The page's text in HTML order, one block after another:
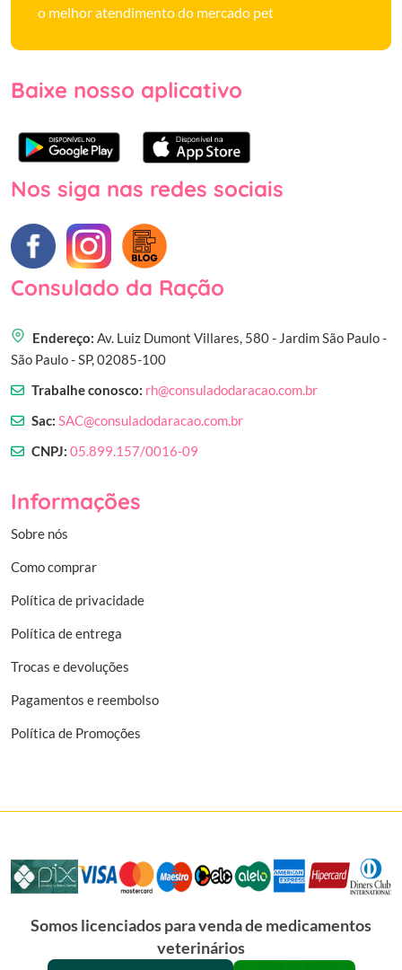
o melhor atendimento do mercado pet
Baixe nosso aplicativo
Nos siga nas redes sociais
Consulado da Ração
Endereço: Av. Luiz Dumont Villares, 580 - Jardim São Paulo -
São Paulo - SP, 02085-100
Trabalhe conosco: rh@consuladodaracao.com.br
Sac: SAC@consuladodaracao.com.br
CNPJ: 05.899.157/0016-09
Informações
Sobre nós
Como comprar
Política de privacidade
Política de entrega
Trocas e devoluções
Pagamentos e reembolso
Política de Promoções
Somos licenciados para venda de medicamentos
veterinários